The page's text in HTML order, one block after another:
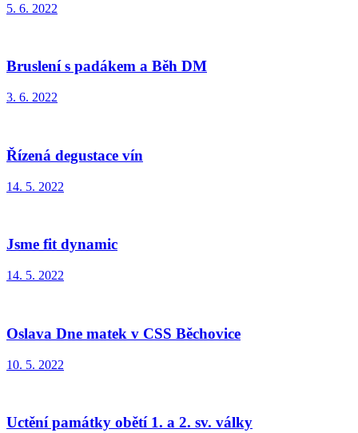
5. 6. 2022
Bruslení s padákem a Běh DM
3. 6. 2022
Řízená degustace vín
14. 5. 2022
Jsme fit dynamic
14. 5. 2022
Oslava Dne matek v CSS Běchovice
10. 5. 2022
Uctění památky obětí 1. a 2. sv. války